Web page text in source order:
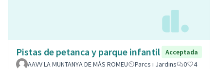
Pistas de petanca y parque infantil
Acceptada
AAVV LA MUNTANYA DE MÁS ROMEU
Parcs i Jardins 0 4